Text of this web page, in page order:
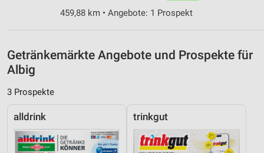
459,88 km • Angebote: 1 Prospekt
Getränkemärkte Angebote und Prospekte für
Albig
3 Prospekte
alldrink trinkgut
Verwendung reduzierter Daten zur Auswahl von
Verwendung genauer Standortdaten
Informationen identifizieren
Nicht-IAB-Verarbeitungszwecke:
Notwendig